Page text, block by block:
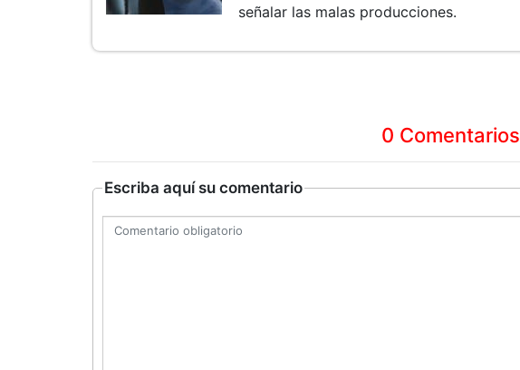
señalar las malas producciones.
0 Comentarios
Escriba aquí su comentario